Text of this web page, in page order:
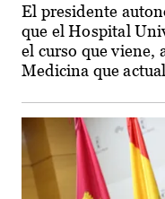
El presidente
que el Hospital
el curso que viene,
Medicina que